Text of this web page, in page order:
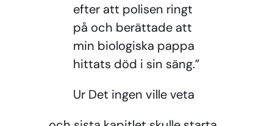
efter att polisen ringt
på och berättade att
min biologiska pappa
hittats död i sin säng.”
Ur Det ingen ville veta